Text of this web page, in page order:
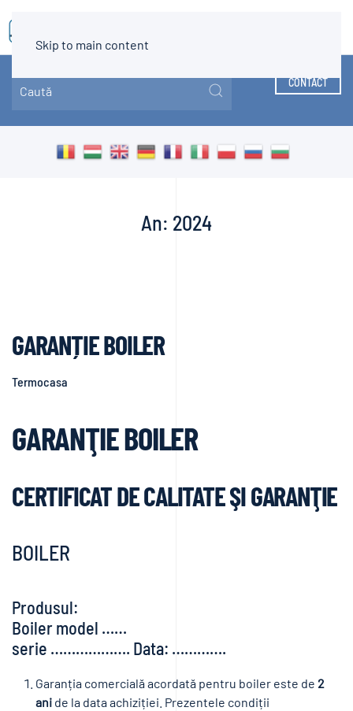
Skip to main content
CONTACT
An: 2024
GARANȚIE BOILER
Termocasa
GARANŢIE BOILER
CERTIFICAT DE CALITATE ŞI GARANŢIE
BOILER
Produsul:
Boiler model ……
serie ………………. Data: ………….
Garanția comercială acordată pentru boiler este de 2
ani de la data achiziției. Prezentele condiții